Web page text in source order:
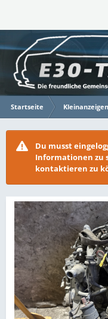
Startseite Kleinanzeigen
Du musst
Informationen zu
kontaktieren zu